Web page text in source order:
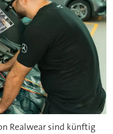
Realwear sind künftig